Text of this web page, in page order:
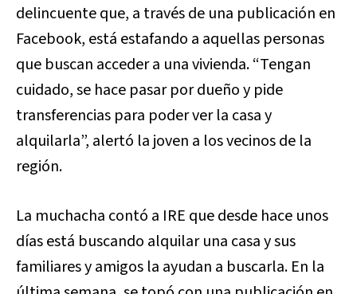
delincuente que, a través de una publicación en
Facebook, está estafando a aquellas personas
que buscan acceder a una vivienda. “Tengan
cuidado, se hace pasar por dueño y pide
transferencias para poder ver la casa y
alquilarla”, alertó la joven a los vecinos de la
región.
La muchacha contó a IRE que desde hace unos
días está buscando alquilar una casa y sus
familiares y amigos la ayudan a buscarla. En la